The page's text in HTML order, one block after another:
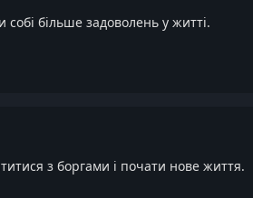
більше задоволень у житті.
з боргами і почати нове життя.